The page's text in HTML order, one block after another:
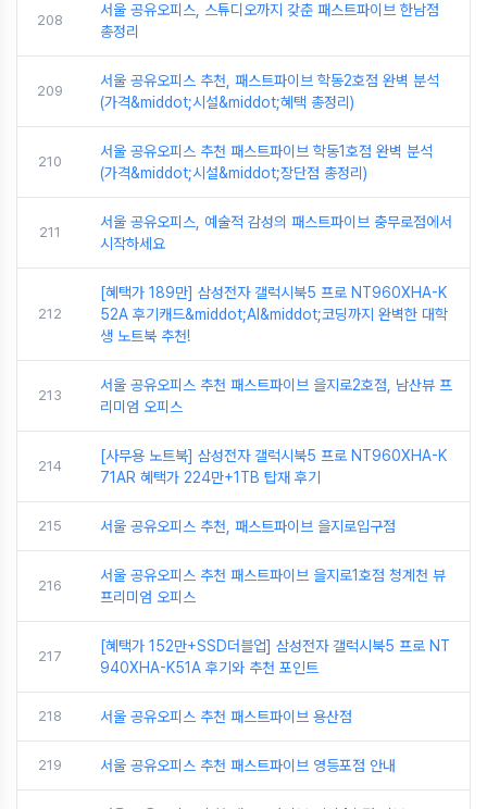
208
서울 공유오피스, 스튜디오까지 갖춘 패스트파이브 한남점
총정리
209
서울 공유오피스 추천, 패스트파이브 학동2호점 완벽 분석
(가격&middot;시설&middot;혜택 총정리)
210
서울 공유오피스 추천 패스트파이브 학동1호점 완벽 분석
(가격&middot;시설&middot;장단점 총정리)
211
서울 공유오피스, 예술적 감성의 패스트파이브 충무로점에서
시작하세요
212
[혜택가 189만] 삼성전자 갤럭시북5 프로 NT960XHA-K
52A 후기캐드&middot;AI&middot;코딩까지 완벽한 대학
생 노트북 추천!
213
서울 공유오피스 추천 패스트파이브 을지로2호점, 남산뷰 프
리미엄 오피스
214
[사무용 노트북] 삼성전자 갤럭시북5 프로 NT960XHA-K
71AR 혜택가 224만+1TB 탑재 후기
215 서울 공유오피스 추천, 패스트파이브 을지로입구점
216
서울 공유오피스 추천 패스트파이브 을지로1호점 청계천 뷰
프리미엄 오피스
217
[혜택가 152만+SSD더블업] 삼성전자 갤럭시북5 프로 NT
940XHA-K51A 후기와 추천 포인트
218 서울 공유오피스 추천 패스트파이브 용산점
219 서울 공유오피스 추천 패스트파이브 영등포점 안내